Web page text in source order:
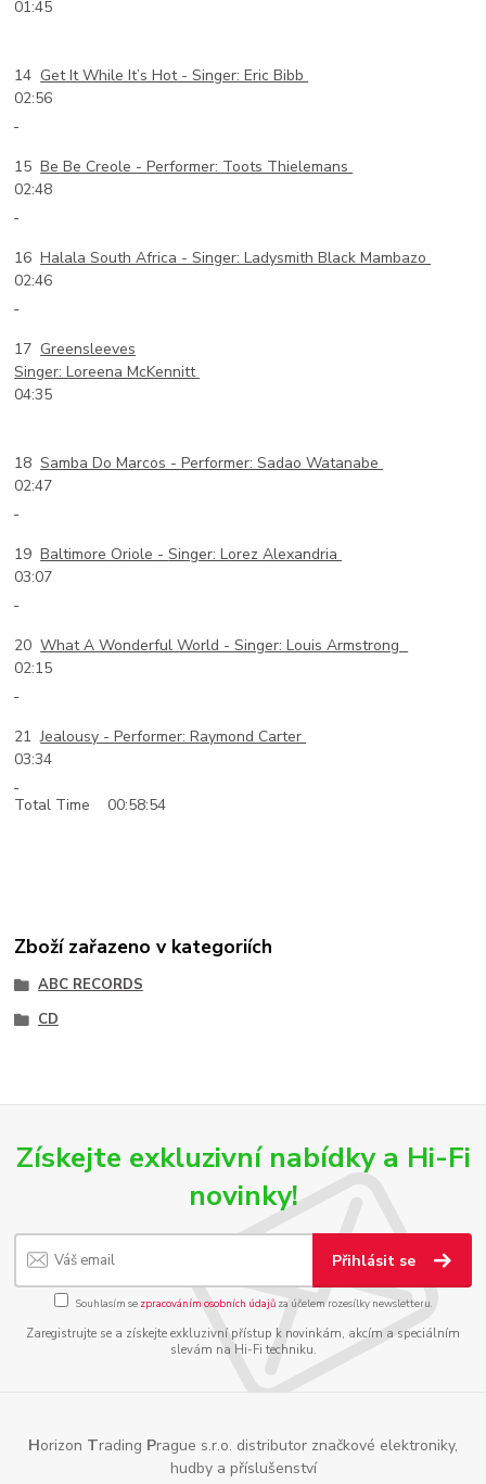
01:45
14 Get It While It’s Hot -Singer: Eric Bibb
02:56
15Be Be Creole -Performer: Toots Thielemans
02:48
16Halala South Africa -Singer: Ladysmith Black Mambazo
02:46
17 Greensleeves
Singer: Loreena McKennitt
04:35
18Samba Do Marcos -Performer: Sadao Watanabe
02:47
19Baltimore Oriole -Singer: Lorez Alexandria
03:07
20What A Wonderful World -Singer: Louis Armstrong
02:15
21Jealousy -Performer: Raymond Carter
03:34
Total Time 00:58:54
Zboží zařazeno v kategoriích
ABC RECORDS
CD
Získejte exkluzivní nabídky a Hi-Fi
novinky!
Přihlásit se
Souhlasím se zpracováním osobních údajůza účelem rozesílky newsletteru.
Zaregistrujte se a získejte exkluzivní přístup k novinkám, akcím a speciálním
slevám na Hi-Fi techniku.
Horizon Trading Prague s.r.o. distributor značkové elektroniky,
hudby a příslušenství